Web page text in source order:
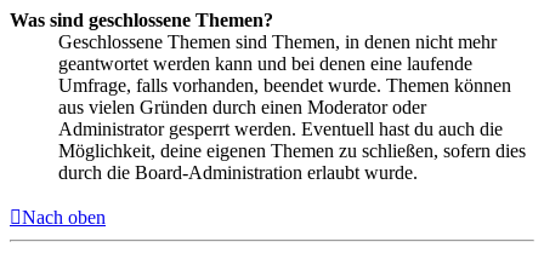
Was sind geschlossene Themen?
Geschlossene Themen sind Themen, in denen nicht mehr
geantwortet werden kann und bei denen eine laufende
Umfrage, falls vorhanden, beendet wurde. Themen können
aus vielen Gründen durch einen Moderator oder
Administrator gesperrt werden. Eventuell hast du auch die
Möglichkeit, deine eigenen Themen zu schließen, sofern dies
durch die Board-Administration erlaubt wurde.
Nach oben